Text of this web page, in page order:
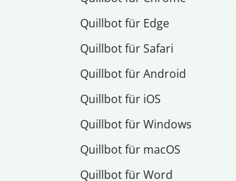
Quillbot für Edge
Quillbot für Safari
Quillbot für Android
Quillbot für iOS
Quillbot für Windows
Quillbot für macOS
Quillbot für Word